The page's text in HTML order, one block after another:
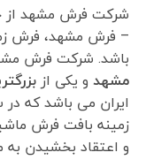
شرکت فرش مشهد از
– فرش مشهد، فرش
باشد. شرکت فرش
مشهدو یکی از
زمینه بافت فرش
و اعتقاد بخشیدن